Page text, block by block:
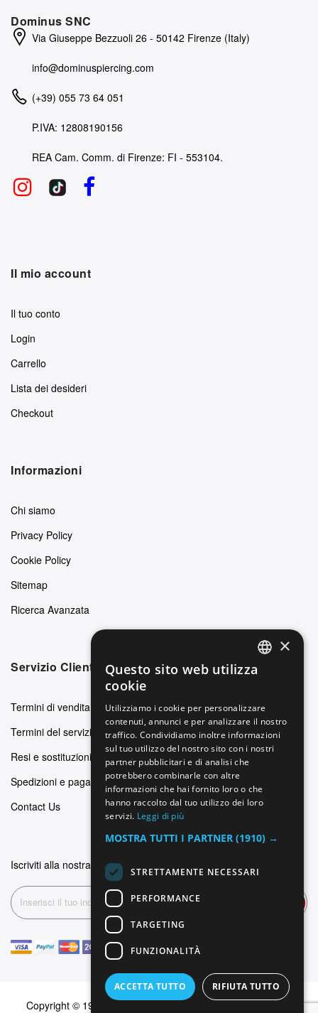
Dominus SNC
Via Giuseppe Bezzuoli 26 - 50142 Firenze (Italy)
info@dominuspiercing.com
(+39) 055 73 64 051
P.IVA: 12808190156
REA Cam. Comm. di Firenze: FI - 553104.
Il mio account
Il tuo conto
Login
Carrello
Lista dei desideri
Checkout
Informazioni
Chi siamo
Privacy Policy
Cookie Policy
Sitemap
Ricerca Avanzata
Servizio Clienti
Termini di vendita
Termini del servizio
Resi e sostituzioni
Spedizioni e pagamenti
Contact Us
Iscriviti alla nostra newsletter
Copyright © 1999-2026 Dominus Piercing. Tutti i diritti sono
ITALIAN
SPANISH
×
Questo sito web utilizza
cookie
Utilizziamo i cookie per personalizzare
contenuti, annunci e per analizzare il nostro
traffico. Condividiamo inoltre informazioni
sul tuo utilizzo del nostro sito con i nostri
partner pubblicitari e di analisi che
potrebbero combinarle con altre
informazioni che hai fornito loro o che
hanno raccolto dal tuo utilizzo dei loro
servizi. Leggi di più
MOSTRA TUTTI I PARTNER (1910) →
STRETTAMENTE NECESSARI
PERFORMANCE
TARGETING
FUNZIONALITÀ
ACCETTA TUTTO RIFIUTA TUTTO